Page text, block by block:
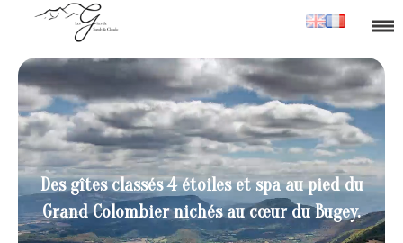
Des gîtes classés 4 étoiles et spa au pied du
Grand Colombier nichés au cœur du Bugey.